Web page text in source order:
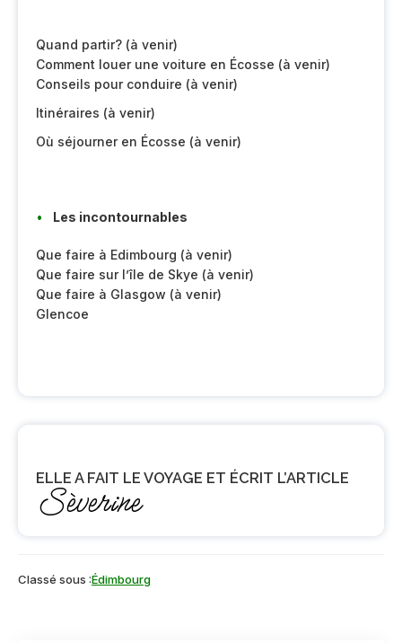
Quand partir? (à venir)
Comment louer une voiture en Écosse (à venir)
Conseils pour conduire (à venir)
Itinéraires (à venir)
Où séjourner en Écosse (à venir)
Les incontournables
Que faire à Edimbourg (à venir)
Que faire sur l’île de Skye (à venir)
Que faire à Glasgow (à venir)
Glencoe
ELLE A FAIT LE VOYAGE ET ÉCRIT L’ARTICLE
Sèverine
Classé sous :Édimbourg